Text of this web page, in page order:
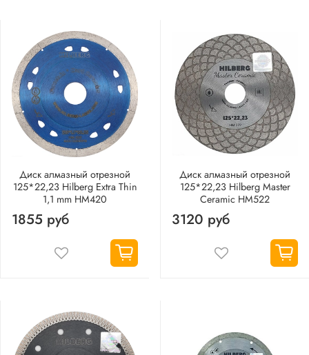
Диск алмазный отрезной
125*22,23 Hilberg Extra Thin
1,1 mm HM420
1855 руб
Диск алмазный отрезной
125*22,23 Hilberg Master
Сeramic HM522
3120 руб